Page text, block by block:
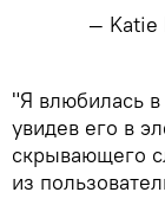
— Katie
​"Я влюбилась в
увидев его в
скрывающего
из